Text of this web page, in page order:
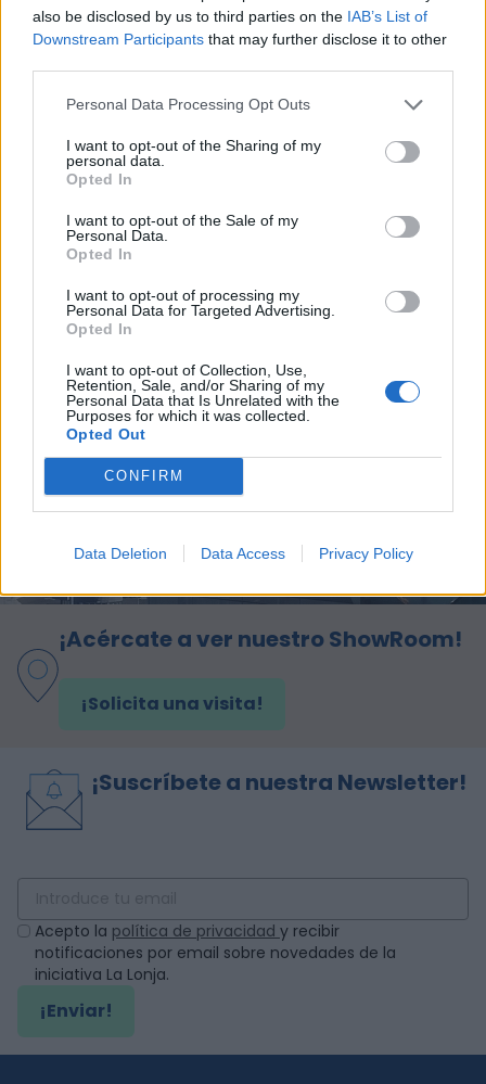
also be disclosed by us to third parties on the IAB’s List of
Downstream Participants that may further disclose it to other
Personal Data Processing Opt Outs
I want to opt-out of the Sharing of my
personal data.
Opted In
I want to opt-out of the Sale of my
Personal Data.
Opted In
I want to opt-out of processing my
Personal Data for Targeted Advertising.
Opted In
I want to opt-out of Collection, Use,
Retention, Sale, and/or Sharing of my
Personal Data that Is Unrelated with the
Purposes for which it was collected.
Opted Out
CONFIRM
Data Deletion Data Access Privacy Policy
Añadir al calendario
Ciberseguridad
en Fortaleza
WordPress
Del propósito a la acción: claves
resultados
¡Acércate a ver nuestro ShowRoom!
¡Solicita una visita!
¡Suscríbete a nuestra Newsletter!
Acepto la política de privacidad y recibir
notificaciones por email sobre novedades de la
iniciativa La Lonja.
¡Enviar!